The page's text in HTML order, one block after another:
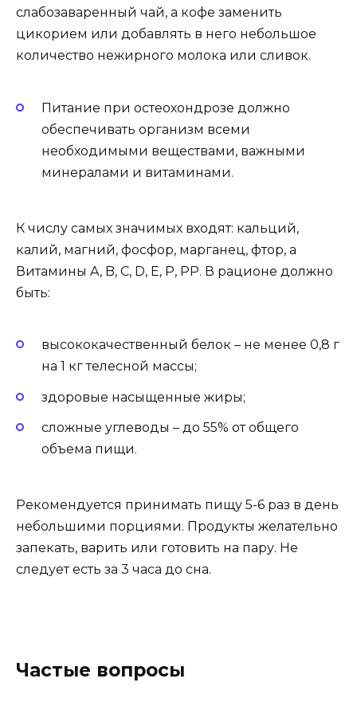
слабозаваренный чай, а кофе заменить
цикорием или добавлять в него небольшое
количество нежирного молока или сливок.
Питание при остеохондрозе должно
обеспечивать организм всеми
необходимыми веществами, важными
минералами и витаминами.
К числу самых значимых входят: кальций,
калий, магний, фосфор, марганец, фтор, а
Витамины A, B, C, D, E, P, PP. В рационе должно
быть:
высококачественный белок – не менее 0,8 г
на 1 кг телесной массы;
здоровые насыщенные жиры;
сложные углеводы – до 55% от общего
объема пищи.
Рекомендуется принимать пищу 5-6 раз в день
небольшими порциями. Продукты желательно
запекать, варить или готовить на пару. Не
следует есть за 3 часа до сна.
Частые вопросы